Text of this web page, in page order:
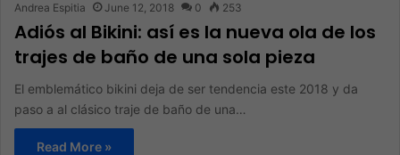
Andrea Espitia June 12, 2018 0 253
Adiós al Bikini: así es la nueva ola de los
trajes de baño de una sola pieza
El emblemático bikini deja de ser tendencia este 2018 y da
paso a al clásico traje de baño de una…
Read More »